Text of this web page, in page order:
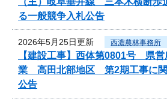
る一般競争入札公告
2026年5月25日更新 西濃農林事務所
【建設工事】西体第0801号 県
業 高田北部地区 第2期工事に関
公告